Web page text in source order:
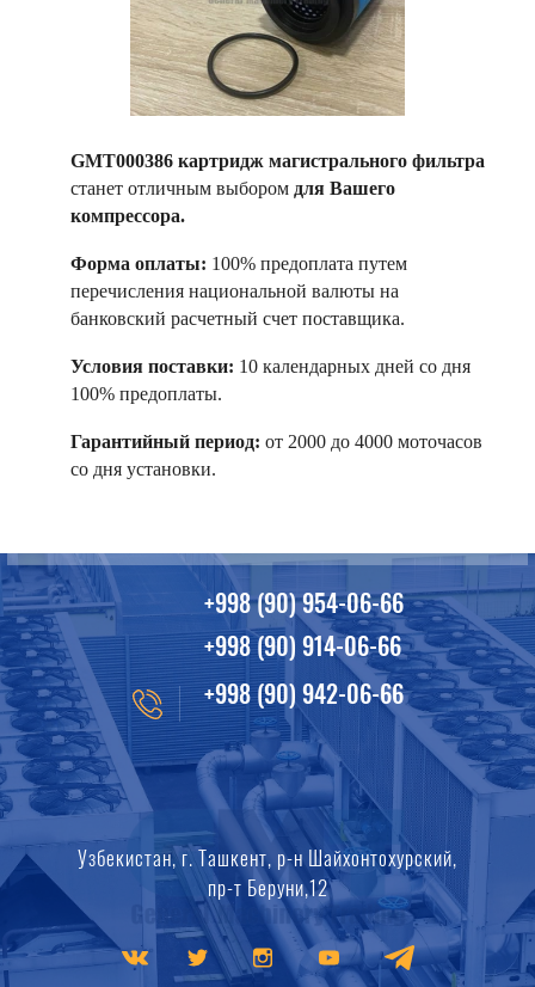
GMT000386 картридж магистрального фильтра
станет отличным выбором для Вашего
компрессора.
Форма оплаты: 100% предоплата путем
перечисления национальной валюты на
банковский расчетный счет поставщика.
Условия поставки: 10 календарных дней со дня
100% предоплаты.
Гарантийный период: от 2000 до 4000 моточасов
со дня установки.
+998 (90) 954-06-66
+998 (90) 914-06-66
+998 (90) 942-06-66
Узбекистан, г. Ташкент, р-н Шайхонтохурский,
пр-т Беруни,12